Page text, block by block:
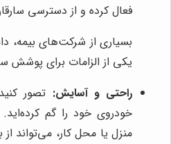
فعال کرده و از دسترسی
بسیاری از شرکت‌های بیمه،
یکی از الزامات برای پوشش
راحتی و آسایش: تصور
خودروی خود را گم
منزل یا محل کار، می‌تواند از